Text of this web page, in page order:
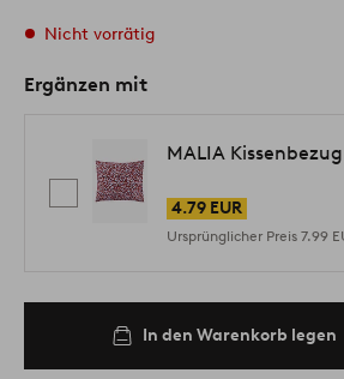
Nicht vorrätig
Ergänzen mit
MALIA
4.79 EUR
Ursprünglicher Preis 7.99
In den Warenkorb legen